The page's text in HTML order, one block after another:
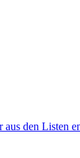
den Listen